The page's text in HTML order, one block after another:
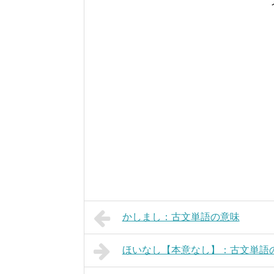
かしまし：古文単語の意味
ほいなし【本意なし】：古文単語